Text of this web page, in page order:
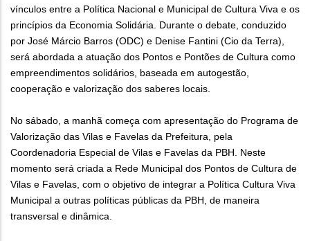
vínculos entre a Política Nacional e Municipal de Cultura Viva e os
princípios da Economia Solidária. Durante o debate, conduzido
por José Márcio Barros (ODC) e Denise Fantini (Cio da Terra),
será abordada a atuação dos Pontos e Pontões de Cultura como
empreendimentos solidários, baseada em autogestão,
cooperação e valorização dos saberes locais.
No sábado, a manhã começa com apresentação do Programa de
Valorização das Vilas e Favelas da Prefeitura, pela
Coordenadoria Especial de Vilas e Favelas da PBH. Neste
momento será criada a Rede Municipal dos Pontos de Cultura de
Vilas e Favelas, com o objetivo de integrar a Política Cultura Viva
Municipal a outras políticas públicas da PBH, de maneira
transversal e dinâmica.